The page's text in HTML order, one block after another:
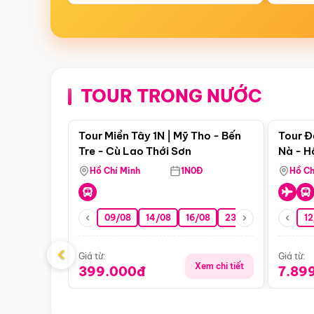
TOUR TRONG NƯỚC
Điểm nổi bật
Tour Miền Tây 1N | Mỹ Tho - Bến
Tre - Cù Lao Thới Sơn
Hồ Chí Minh 1N0Đ
09/08 14/08 16/08 23/08 30/08
Giá từ:
399.000đ Xem chi tiết
Tour
Nà -
Nha
Hồ
Giá từ:
‹